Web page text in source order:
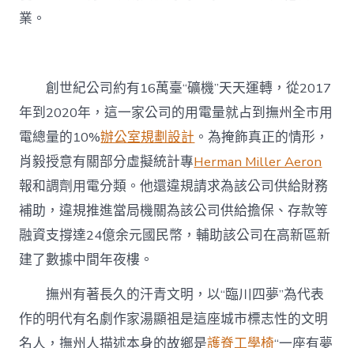
業。
創世紀公司約有16萬臺“礦機”天天運轉，從2017
年到2020年，這一家公司的用電量就占到撫州全市用
電總量的10%辦公室規劃設計 。為掩飾真正的情形，
肖毅授意有關部分虛擬統計專Herman Miller Aeron
報和調劑用電分類。他還違規請求為該公司供給財務
補助，違規推進當局機關為該公司供給擔保、存款等
融資支撐達24億余元國民幣，輔助該公司在高新區新
建了數據中間年夜樓。
撫州有著長久的汗青文明，以“臨川四夢”為代表
作的明代有名劇作家湯顯祖是這座城市標志性的文明
名人，撫州人描述本身的故鄉是護脊工學椅“一座有夢